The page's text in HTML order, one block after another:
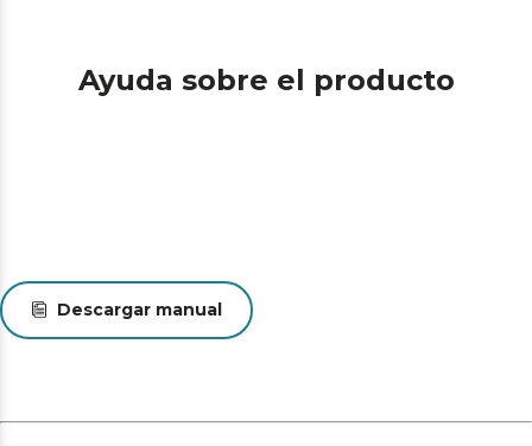
Ayuda sobre el producto
Descargar manual